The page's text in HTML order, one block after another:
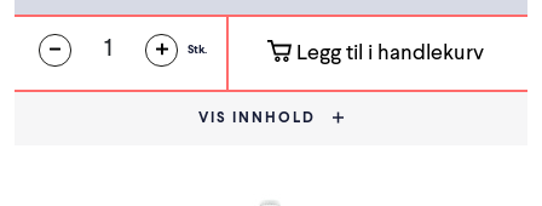
Stk. Legg til i handlekurv
VIS INNHOLD